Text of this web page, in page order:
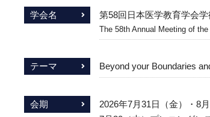
学会名 第58回日本医学教育学会学
The 58th Annual Meeting of
テーマ Beyond your Boundaries
会期
2026年7月31日（金）・8